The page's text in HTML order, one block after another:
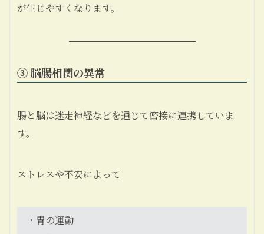
が生じやすくなります。
③ 脳腸相関の異常
腸と脳は迷走神経などを通じて密接に連携していま
す。
ストレスや不安によって
・胃の運動